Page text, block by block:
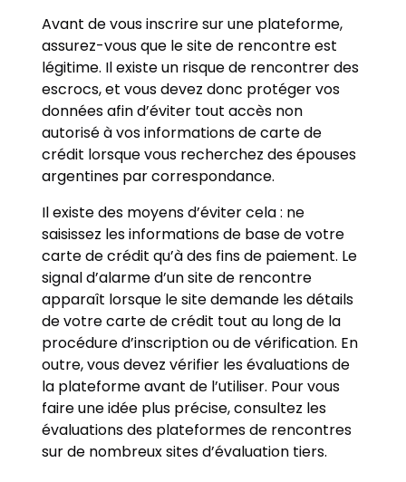
Avant de vous inscrire sur une plateforme,
assurez-vous que le site de rencontre est
légitime. Il existe un risque de rencontrer des
escrocs, et vous devez donc protéger vos
données afin d’éviter tout accès non
autorisé à vos informations de carte de
crédit lorsque vous recherchez des épouses
argentines par correspondance.
Il existe des moyens d’éviter cela : ne
saisissez les informations de base de votre
carte de crédit qu’à des fins de paiement. Le
signal d’alarme d’un site de rencontre
apparaît lorsque le site demande les détails
de votre carte de crédit tout au long de la
procédure d’inscription ou de vérification. En
outre, vous devez vérifier les évaluations de
la plateforme avant de l’utiliser. Pour vous
faire une idée plus précise, consultez les
évaluations des plateformes de rencontres
sur de nombreux sites d’évaluation tiers.